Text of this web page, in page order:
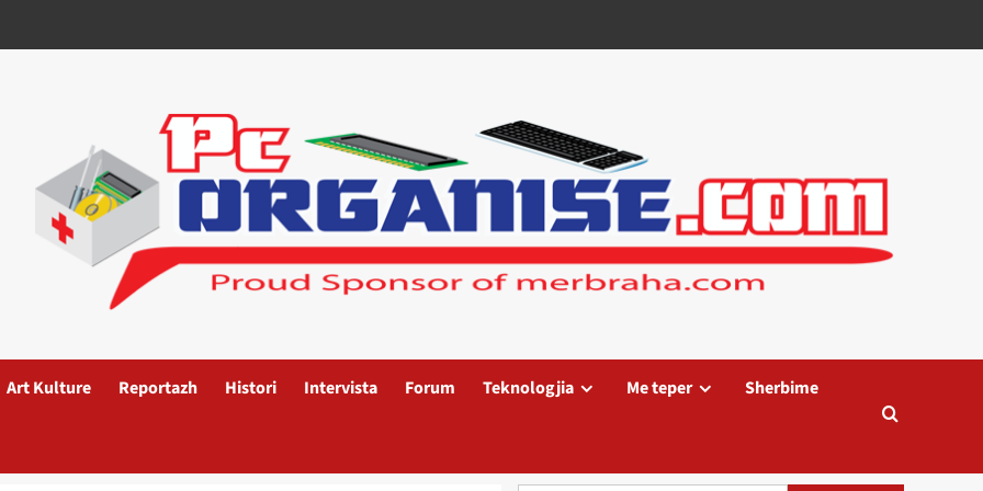
Art Kulture Reportazh Histori Intervista Forum Teknologjia Me teper Sherbime